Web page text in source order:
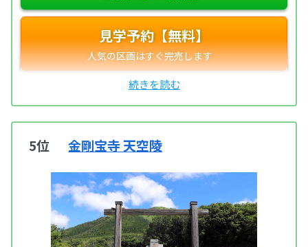
見学予約【無料】
5位 金剛宝寺 天空陵